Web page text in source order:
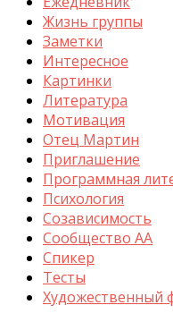
Жизнь группы
Заметки
Интересное
Картинки
Литература
Мотивация
Отец Мартин
Приглашение
Программная
Психология
Созависимость
Сообщество АА
Спикер
Тесты
Художественный